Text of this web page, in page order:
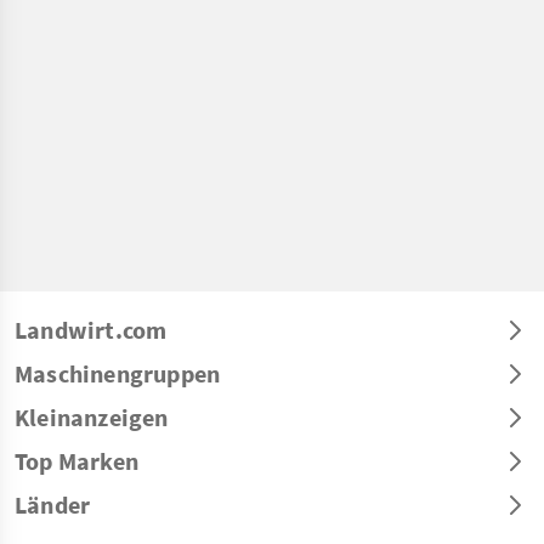
Landwirt.com
Maschinengruppen
Kleinanzeigen
Top Marken
Länder